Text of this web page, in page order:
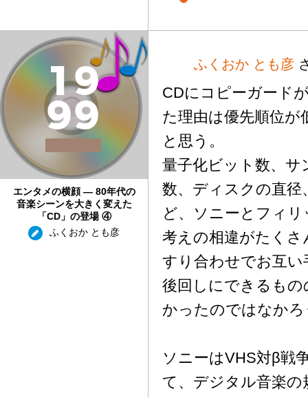
19
99
エンタメの横顔 — 80年代の
音楽シーンを大きく変えた
「CD」の登場 ④
ふくおか とも彦
ふくおか とも彦
CDにコピーガード
た理由は優先順位が
と思う。
量子化ビット数、サ
数、ディスクの直径
ど、ソニーとフィ
考えの相違がたく
すり合わせでお互
後回しにできるも
かったのではなか
ソニーはVHS対β戦
て、デジタル音楽の